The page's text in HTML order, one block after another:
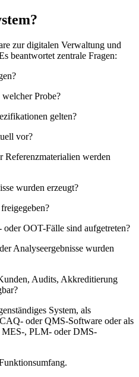
zur digitalen Verwaltung und
beantwortet zentrale Fragen:
Probe?
gelten?
vor?
Referenzmaterialien werden
wurden erzeugt?
OOT-Fälle sind aufgetreten?
Analyseergebnisse wurden
Audits, Akkreditierung
System, als
oder QMS-Software oder als
MES-, PLM- oder DMS-